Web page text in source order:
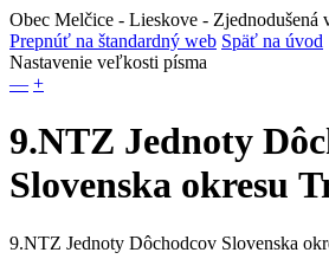
Obec Melčice - Lieskove - Zjednodušená
Prepnúť na štandardný web Späť na úvod
Nastavenie veľkosti písma
— +
9.NTZ Jednoty
Slovenska okresu
9.NTZ Jednoty Dôchodcov Slovenska